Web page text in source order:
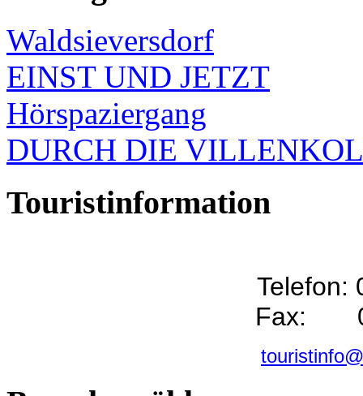
Waldsieversdorf
EINST UND JETZT
Hörspaziergang
DURCH DIE
Touristinformation
Telefon:
Fax: